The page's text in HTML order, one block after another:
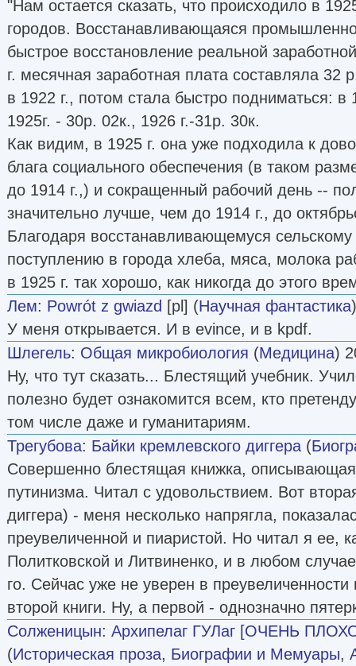
"Нам остается сказать, что происходило в
городов. Восстанавливающаяся
быстрое восстановление реальной
г. месячная заработная плата составляла
в 1922 г., потом стала быстро подниматься: в
1925г. - 30р. 02к., 1926 г.-31р. 30к.
Как видим, в 1925 г. она уже подходила к
блага социального обеспечения (в таком
до 1914 г.,) и сокращенный рабочий день --
значительно лучше, чем до 1914 г., до
Благодаря восстанавливающемуся сельскому
поступлению в города хлеба, мяса, молока
в 1925 г. так хорошо, как никогда до этого
Лем: Powrót z gwiazd [pl] (Научная фантастика
У меня открывается. И в evince, и в kpdf.
Шлегель: Общая микробиология (Медицина)
Ну, что тут сказать... Блестящий учебник.
полезно будет ознакомится всем, кто
том числе даже и гуманитариям.
Трегубова: Байки кремлевского диггера (
Совершенно блестящая книжка,
путинизма. Читал с удовольствием. Вот
диггера) - меня несколько напрягла,
преувеличенной и пиаристой. Но читал я ее,
Политковской и Литвиненко, и в любом
го. Сейчас уже не уверен в преувеличенности
второй книги. Ну, а первой - однозначно
Солженицын: Архипелаг ГУЛаг [ОЧЕНЬ
(Историческая проза, Биографии и Мемуары,